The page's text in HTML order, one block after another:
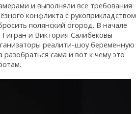
и выполняли все требования
конфликта с рукоприкладством
полянский огород. В начале
и Виктория Салибековы
реалити-шоу беременную
сама и вот к чему это